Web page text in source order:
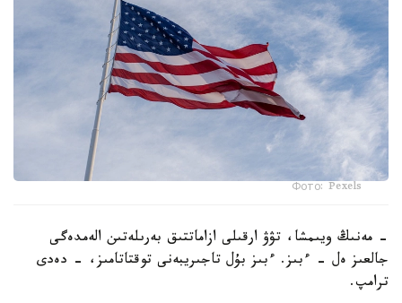
Фото: Pexels
- مەنىڭ ويىمشا، تۋۋ ارقىلى ازاماتتىق بەرىلەتىن الەمدەگى
جالعىز ەل - ءبىز. ءبىز بۇل تاجىريبەنى توقتاتامىز، - دەدى
ترامپ.